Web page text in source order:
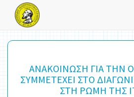
ΑΝΑΚΟΙΝΩΣΗ ΓΙΑ ΤΗΝ
ΣΥΜΜΕΤΕΧΕΙ ΣΤΟ
ΣΤΗ ΡΩΜΗ ΤΗΣ